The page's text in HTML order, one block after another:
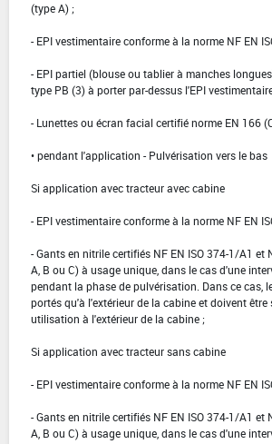
(type A) ;
- EPI vestimentaire conforme à la norme NF EN
- EPI partiel (blouse ou tablier à manches
type PB (3) à porter par-dessus l'EPI
- Lunettes ou écran facial certifié norme EN 166
• pendant l'application - Pulvérisation vers le bas
Si application avec tracteur avec cabine
- EPI vestimentaire conforme à la norme NF EN
- Gants en nitrile certifiés NF EN ISO 374-1/A1 et
A, B ou C) à usage unique, dans le cas d'une
pendant la phase de pulvérisation. Dans ce cas,
portés qu'à l'extérieur de la cabine et doivent être
utilisation à l'extérieur de la cabine ;
Si application avec tracteur sans cabine
- EPI vestimentaire conforme à la norme NF EN
- Gants en nitrile certifiés NF EN ISO 374-1/A1 et
A, B ou C) à usage unique, dans le cas d'une